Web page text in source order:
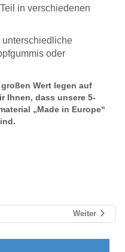
in verschiedenen
unterschiedliche
oder
Wert legen auf
Ihnen, dass unsere 5-
„Made in Europe“
Weiter